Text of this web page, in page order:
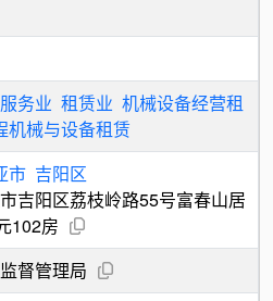
务业 租赁业 机械设备经营租
机械与设备租赁
市 吉阳区
吉阳区荔枝岭路55号富春山居
102房
督管理局